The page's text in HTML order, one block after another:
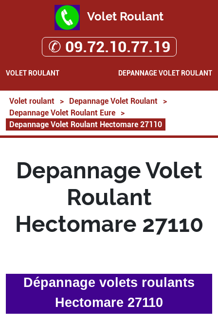
Volet Roulant
✆ 09.72.10.77.19
VOLET ROULANT DEPANNAGE VOLET ROULANT
Volet roulant > Depannage Volet Roulant
>
Depannage Volet Roulant Eure
>
Depannage Volet Roulant Hectomare 27110
Depannage Volet
Roulant
Hectomare 27110
Dépannage volets roulants
Hectomare 27110